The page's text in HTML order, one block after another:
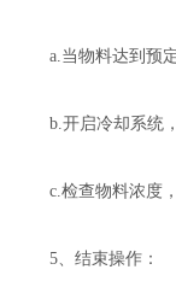
a.当物料达到预定
b.开启冷却系统，
c.检查物料浓度，
5、结束操作：